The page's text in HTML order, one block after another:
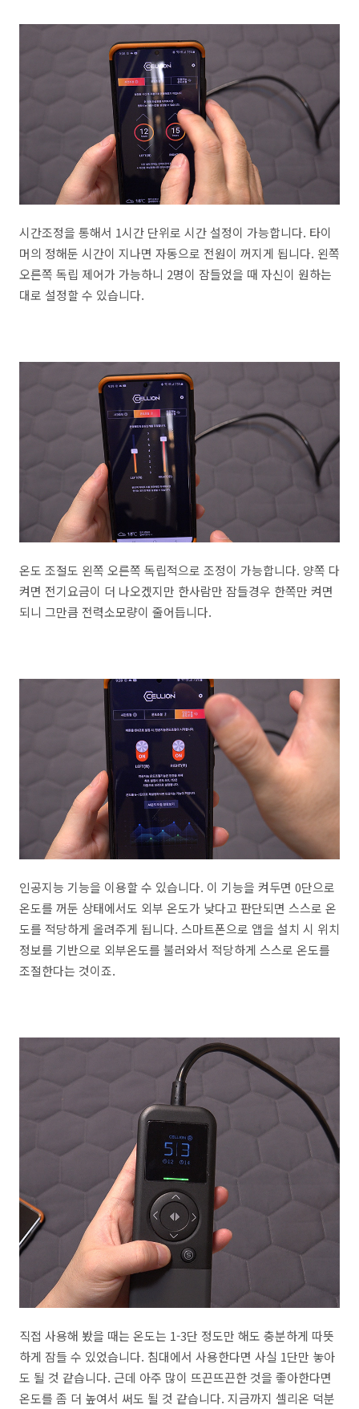
시간조정을 통해서 1시간 단위로 시간 설정이 가능합니다. 타이
머의 정해둔 시간이 지나면 자동으로 전원이 꺼지게 됩니다. 왼쪽
오른쪽 독립 제어가 가능하니 2명이 잠들었을 때 자신이 원하는
대로 설정할 수 있습니다.
온도 조절도 왼쪽 오른쪽 독립적으로 조정이 가능합니다. 양쪽 다
켜면 전기요금이 더 나오겠지만 한사람만 잠들경우 한쪽만 켜면
되니 그만큼 전력소모량이 줄어듭니다.
인공지능 기능을 이용할 수 있습니다. 이 기능을 켜두면 0단으로
온도를 꺼둔 상태에서도 외부 온도가 낮다고 판단되면 스스로 온
도를 적당하게 올려주게 됩니다. 스마트폰으로 앱을 설치 시 위치
정보를 기반으로 외부온도를 불러와서 적당하게 스스로 온도를
조절한다는 것이죠.
직접 사용해 봤을 때는 온도는 1-3단 정도만 해도 충분하게 따뜻
하게 잠들 수 있었습니다. 침대에서 사용한다면 사실 1단만 놓아
도 될 것 같습니다. 근데 아주 많이 뜨끈뜨끈한 것을 좋아한다면
온도를 좀 더 높여서 써도 될 것 같습니다. 지금까지 셀리온 덕분